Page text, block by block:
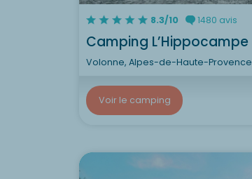
8.3/10 1480 avis
Camping L’Hippocampe
Volonne, Alpes-de-Haute-Provence
Voir le camping